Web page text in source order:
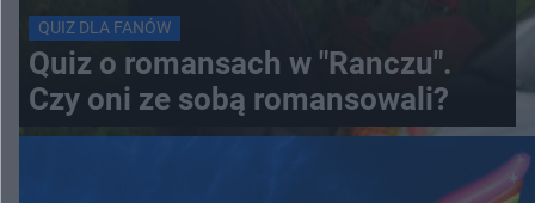
QUIZ DLA FANÓW
Quiz o romansach w "Ranczu".
Czy oni ze sobą romansowali?